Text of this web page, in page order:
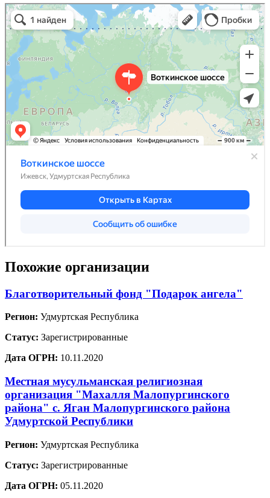
Похожие организации
Благотворительный фонд "Подарок ангела"
Регион: Удмуртская Республика
Статус: Зарегистрированные
Дата ОГРН: 10.11.2020
Местная мусульманская религиозная
организация "Махалля Малопургинского
района" с. Яган Малопургинского района
Удмуртской Республики
Регион: Удмуртская Республика
Статус: Зарегистрированные
Дата ОГРН: 05.11.2020